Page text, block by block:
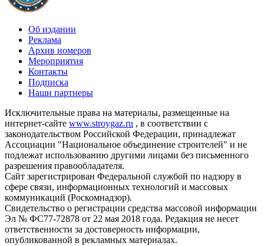
Об издании
Реклама
Архив номеров
Мероприятия
Контакты
Подписка
Наши партнеры
Исключительные права на материалы, размещенные на
интернет-сайте www.stroygaz.ru , в соответствии с
законодательством Российской Федерации, принадлежат
Ассоциации "Национальное объединение строителей" и не
подлежат использованию другими лицами без письменного
разрешения правообладателя.
Сайт зарегистрирован Федеральной службой по надзору в
сфере связи, информационных технологий и массовых
коммуникаций (Роскомнадзор).
Свидетельство о регистрации средства массовой информации
Эл № ФС77-72878 от 22 мая 2018 года. Редакция не несет
ответственности за достоверность информации,
опубликованной в рекламных материалах.